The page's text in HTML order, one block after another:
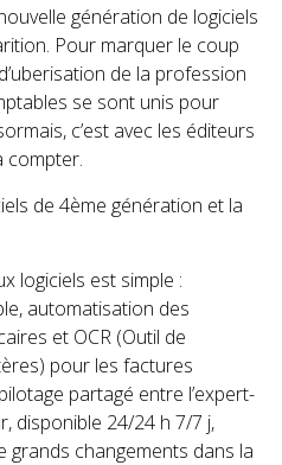
génération de logiciels
Pour marquer le coup
de la profession
se sont unis pour
c’est avec les éditeurs
compter.
de 4ème génération et la
logiciels est simple :
automatisation des
et OCR (Outil de
pour les factures
partagé entre l’expert-
disponible 24/24 h 7/7 j,
changements dans la